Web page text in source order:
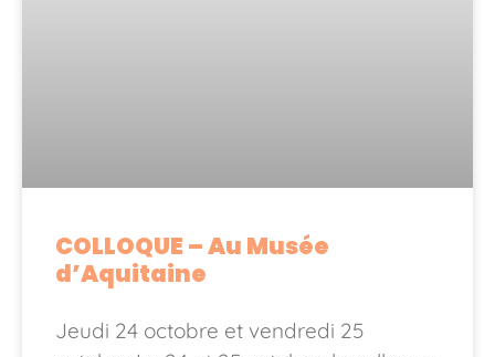
COLLOQUE – Au Musée
d’Aquitaine
Jeudi 24 octobre et vendredi 25